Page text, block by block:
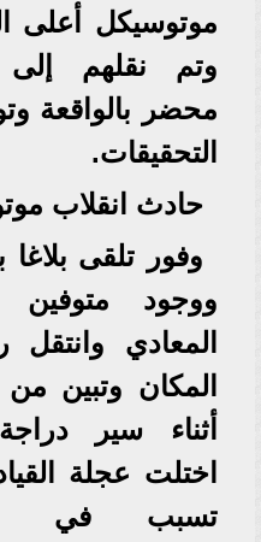
موتوسيكل أعلى
وتم نقلهم
محضر بالواقعة
التحقيقات.
حادث انقلاب
وفور تلقى
ووجود
المعادي
المكان وتبين
أثناء سير
اختلت عجلة
تسبب في